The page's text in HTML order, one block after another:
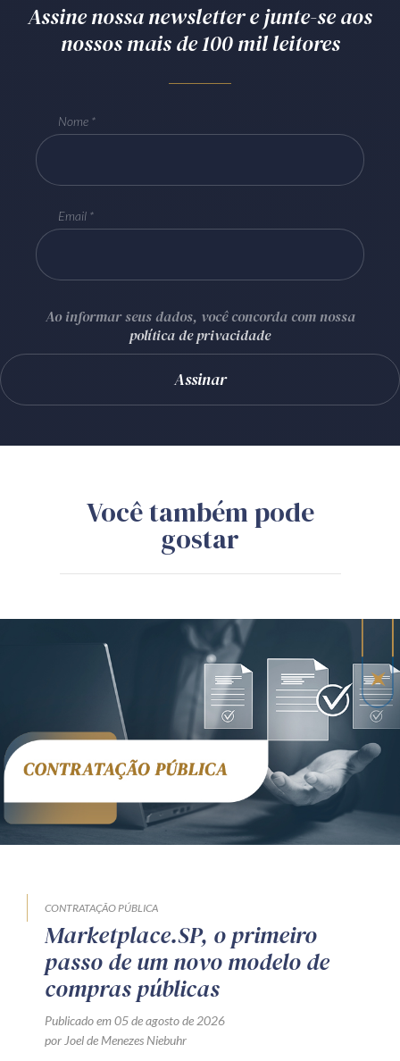
Assine nossa newsletter e junte-se aos
nossos mais de 100 mil leitores
Nome
Email
Ao informar seus dados, você concorda com nossa
política de privacidade
Você também pode
gostar
CONTRATAÇÃO PÚBLICA
Marketplace.SP, o primeiro
passo de um novo modelo de
compras públicas
Publicado em 05 de agosto de 2026
por Joel de Menezes Niebuhr